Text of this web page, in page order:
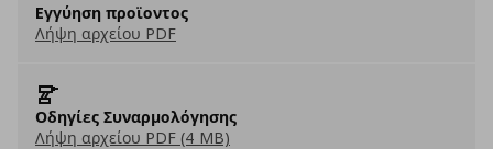
Eγγύηση προϊοντος
Λήψη αρχείου PDF
Οδηγίες Συναρμολόγησης
Λήψη αρχείου PDF (4 MB)